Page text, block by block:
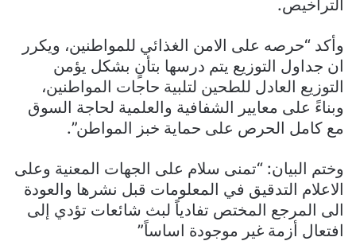
التراخيص.
وأكد “حرصه على الامن الغذائي للمواطنين، ويكرر
ان جداول التوزيع يتم درسها بتأنٍ بشكل يؤمن
التوزيع العادل للطحين لتلبية حاجات المواطنين،
وبناءً على معايير الشفافية والعلمية لحاجة السوق
مع كامل الحرص على حماية خبز المواطن”.
وختم البيان: “تمنى سلام على الجهات المعنية وعلى
الاعلام التدقيق في المعلومات قبل نشرها والعودة
الى المرجع المختص تفادياً لبث شائعات تؤدي إلى
افتعال أزمة غير موجودة اساساً”